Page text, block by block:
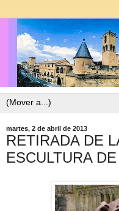
martes, 2 de abril de 2013
RETIRADA DE
ESCULTURA